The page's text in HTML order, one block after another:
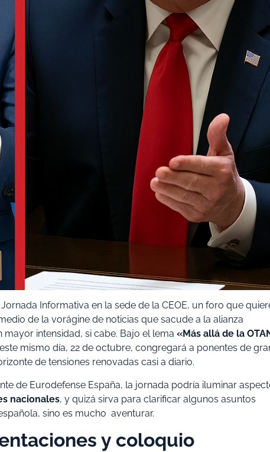
Informativa en la sede de la CEOE, un foro que
de la vorágine de noticias que sacude a la alianza
intensidad, si cabe. Bajo el lema «Más allá de la
mismo día, 22 de octubre, congregará a ponentes de
de tensiones renovadas casi a diario.
de Eurodefense España, la jornada podría iluminar
nacionales, y quizá sirva para clarificar algunos asuntos
sino es mucho aventurar.
y coloquio